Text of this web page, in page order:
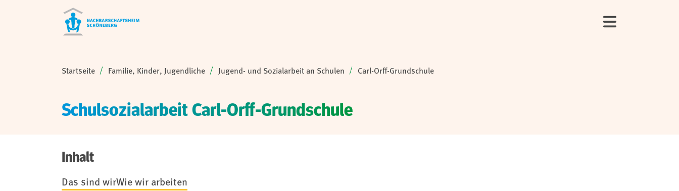
Sie sind hier:
Startseite Familie, Kinder, Jugendliche Jugend- und Sozialarbeit an Schulen Carl-Orff-Grundschule
Schulsozialarbeit Carl-Orff-Grundschule
Inhalt
Das sind wirWie wir arbeiten